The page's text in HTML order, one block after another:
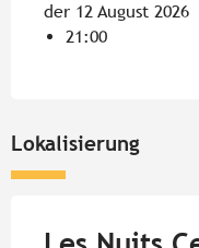
der 12 August 2026
21:00
Lokalisierung